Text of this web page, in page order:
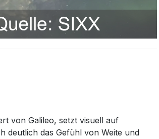
von Galileo, setzt visuell auf
deutlich das Gefühl von Weite und